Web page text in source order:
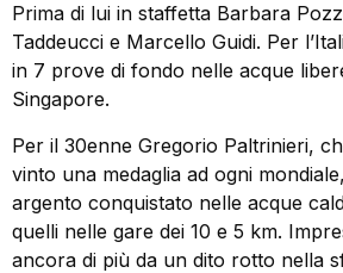
Prima di lui in staffetta Barbara
Taddeucci e Marcello Guidi. Per
in 7 prove di fondo nelle acque
Singapore.
Per il 30enne Gregorio Paltrinieri,
vinto una medaglia ad ogni
argento conquistato nelle acque
quelli nelle gare dei 10 e 5 km.
ancora di più da un dito rotto nella